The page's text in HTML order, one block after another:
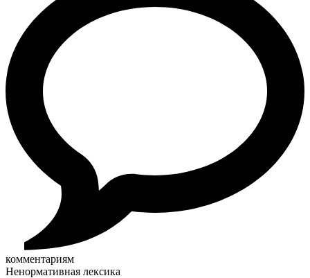
комментариям
Ненормативная лексика